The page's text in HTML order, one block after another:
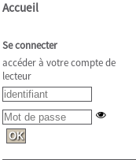
Accueil
Se connecter
accéder à votre compte de
lecteur